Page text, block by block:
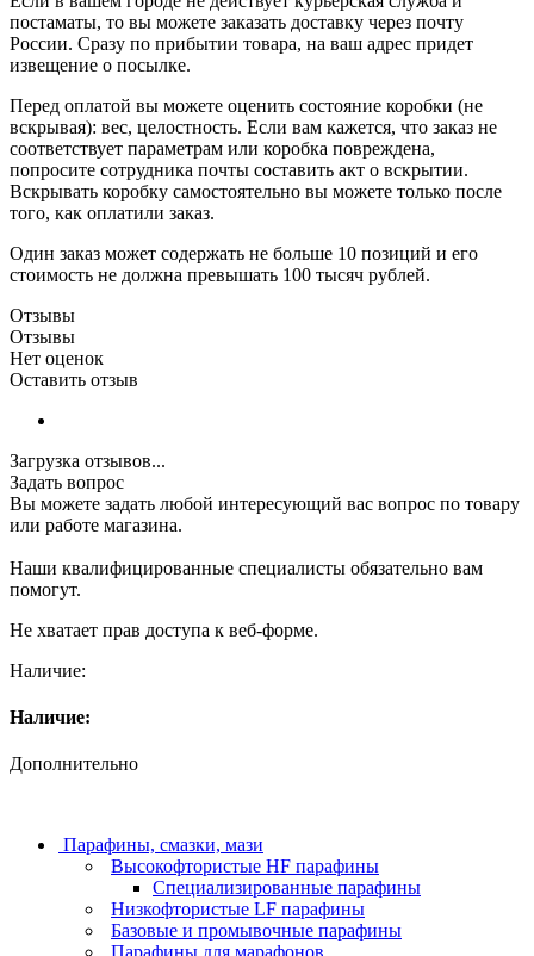
постаматы, то вы можете заказать доставку через почту
России. Сразу по прибытии товара, на ваш адрес придет
извещение о посылке.
Перед оплатой вы можете оценить состояние коробки (не
вскрывая): вес, целостность. Если вам кажется, что заказ не
соответствует параметрам или коробка повреждена,
попросите сотрудника почты составить акт о вскрытии.
Вскрывать коробку самостоятельно вы можете только после
того, как оплатили заказ.
Один заказ может содержать не больше 10 позиций и его
стоимость не должна превышать 100 тысяч рублей.
Отзывы
Отзывы
Нет оценок
Оставить отзыв
Загрузка отзывов...
Задать вопрос
Вы можете задать любой интересующий вас вопрос по товару
или работе магазина.
Наши квалифицированные специалисты обязательно вам
помогут.
Не хватает прав доступа к веб-форме.
Наличие:
Наличие:
Дополнительно
Парафины, смазки, мази
Высокофтористые HF парафины
Специализированные парафины
Низкофтористые LF парафины
Базовые и промывочные парафины